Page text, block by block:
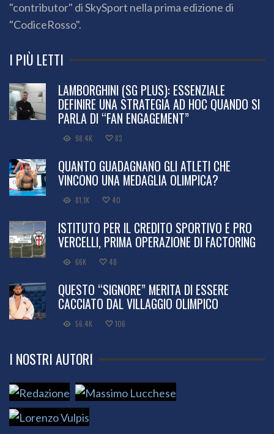
"contributor" di SkySport nella prima edizione di
"CodiceRosso".
I PIÙ LETTI
LAMBORGHINI (SG PLUS): ESSENZIALE
DEFINIRE UNA STRATEGIA AD HOC QUANDO SI
PARLA DI “FAN ENGAGEMENT”
98.4K 83
QUANTO GUADAGNANO GLI ATLETI CHE
VINCONO UNA MEDAGLIA OLIMPICA?
81.1K 40
ISTITUTO PER IL CREDITO SPORTIVO E PRO
VERCELLI, PRIMA OPERAZIONE DI FACTORING
66K 48
QUESTO “SIGNORE” MERITA DI ESSERE
CACCIATO DAL VILLAGGIO OLIMPICO
56.4K 106
I NOSTRI AUTORI